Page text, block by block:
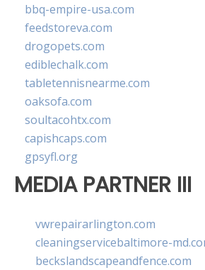
bbq-empire-usa.com
feedstoreva.com
drogopets.com
ediblechalk.com
tabletennisnearme.com
oaksofa.com
soultacohtx.com
capishcaps.com
gpsyfl.org
MEDIA PARTNER III
vwrepairarlington.com
cleaningservicebaltimore-
beckslandscapeandfence.com